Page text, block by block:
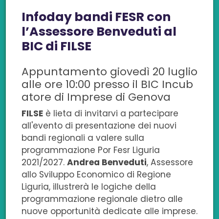
d
i
u
F
a
c
e
b
o
o
d
i
u
L
i
n
k
e
d
i
d
i
u
T
w
i
t
t
e
r
d
i
u
W
h
a
t
s
a
p
d
i
o
n
e
a
i
l
Infoday bandi FESR con
l’Assessore Benveduti al
BIC di FILSE
Appuntamento giovedì 20 luglio
alle ore 10:00 presso il BIC Incub
atore di Imprese di Genova
FILSE è lieta di invitarvi a partecipare
all'evento di presentazione dei nuovi
bandi regionali a valere sulla
programmazione Por Fesr Liguria
2021/2027. Andrea Benveduti, Assessore
allo Sviluppo Economico di Regione
Liguria, illustrerà le logiche della
programmazione regionale dietro alle
nuove opportunità dedicate alle imprese.